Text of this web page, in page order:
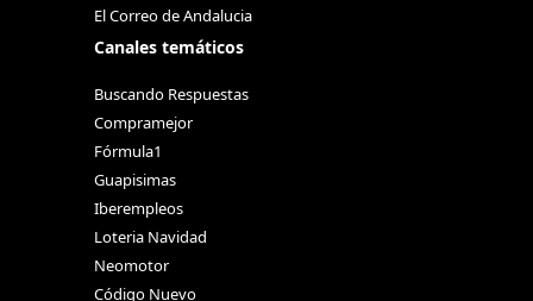
El Correo de Andalucia
Canales temáticos
Buscando Respuestas
Compramejor
Fórmula1
Guapisimas
Iberempleos
Loteria Navidad
Neomotor
Código Nuevo